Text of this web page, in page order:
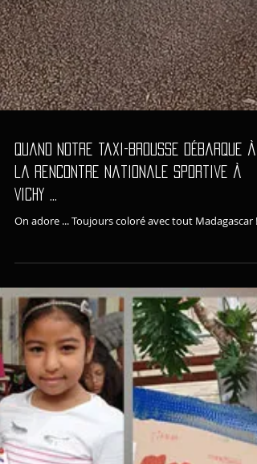
Quand notre taxi-brousse débarque à
la Rencontre Nationale Sportive à
On adore ... Toujours coloré avec tout Madagascar !